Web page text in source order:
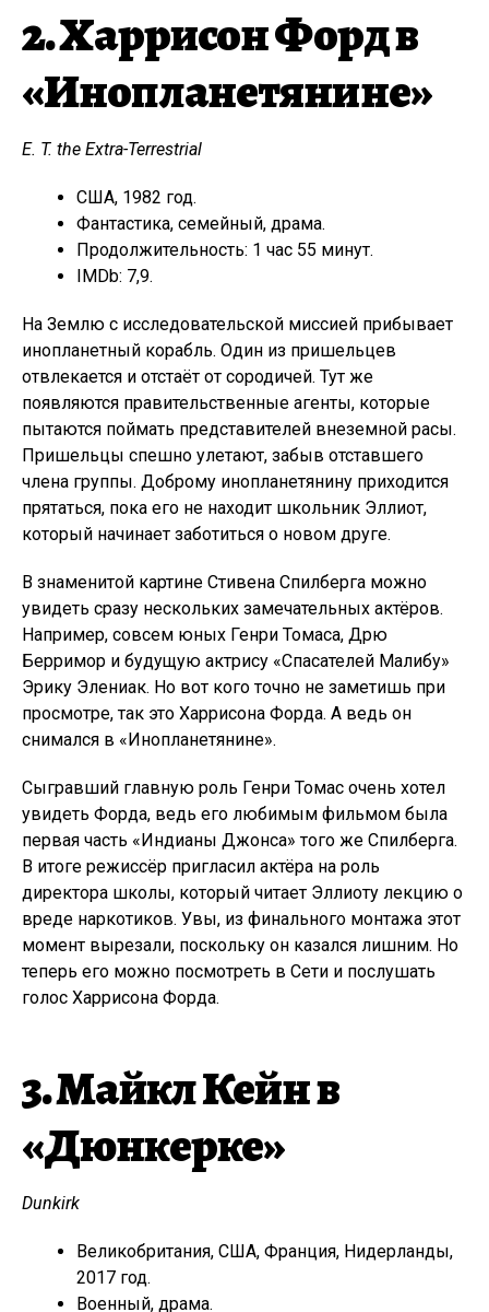
2. Харрисон Форд в
«Инопланетянине»
E. T. the Extra-Terrestrial
США, 1982 год.
Фантастика, семейный, драма.
Продолжительность: 1 час 55 минут.
IMDb: 7,9.
На Землю с исследовательской миссией прибывает
инопланетный корабль. Один из пришельцев
отвлекается и отстаёт от сородичей. Тут же
появляются правительственные агенты, которые
пытаются поймать представителей внеземной расы.
Пришельцы спешно улетают, забыв отставшего
члена группы. Доброму инопланетянину приходится
прятаться, пока его не находит школьник Эллиот,
который начинает заботиться о новом друге.
В знаменитой картине Стивена Спилберга можно
увидеть сразу нескольких замечательных актёров.
Например, совсем юных Генри Томаса, Дрю
Берримор и будущую актрису «Спасателей Малибу»
Эрику Элениак. Но вот кого точно не заметишь при
просмотре, так это Харрисона Форда. А ведь он
снимался в «Инопланетянине».
Сыгравший главную роль Генри Томас очень хотел
увидеть Форда, ведь его любимым фильмом была
первая часть «Индианы Джонса» того же Спилберга.
В итоге режиссёр пригласил актёра на роль
директора школы, который читает Эллиоту лекцию о
вреде наркотиков. Увы, из финального монтажа этот
момент вырезали, поскольку он казался лишним. Но
теперь его можно посмотреть в Сети и послушать
голос Харрисона Форда.
3. Майкл Кейн в
«Дюнкерке»
Dunkirk
Великобритания, США, Франция, Нидерланды,
2017 год.
Военный, драма.